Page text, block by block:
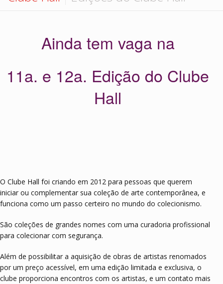
Ainda tem vaga na
11a. e 12a. Edição do Clube
Hall
O Clube Hall foi criando em 2012 para pessoas que querem
iniciar ou complementar sua coleção de arte contemporânea, e
funciona como um passo certeiro no mundo do colecionismo.
São coleções de grandes nomes com uma curadoria profissional
para colecionar com segurança.
Além de possibilitar a aquisição de obras de artistas renomados
por um preço acessível, em uma edição limitada e exclusiva, o
clube proporciona encontros com os artistas, e um contato mais